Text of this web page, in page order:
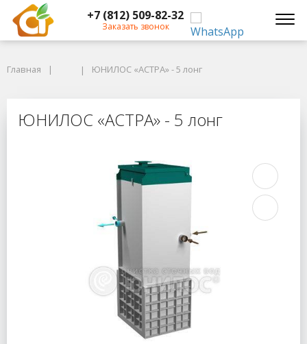
+7 (812) 509-82-32
Заказать звонок
ЮНИЛОС «АСТРА» - 5 лонг
Главная ЮНИЛОС «АСТРА» - 5 лонг
ЮНИЛОС «АСТРА» - 5 лонг